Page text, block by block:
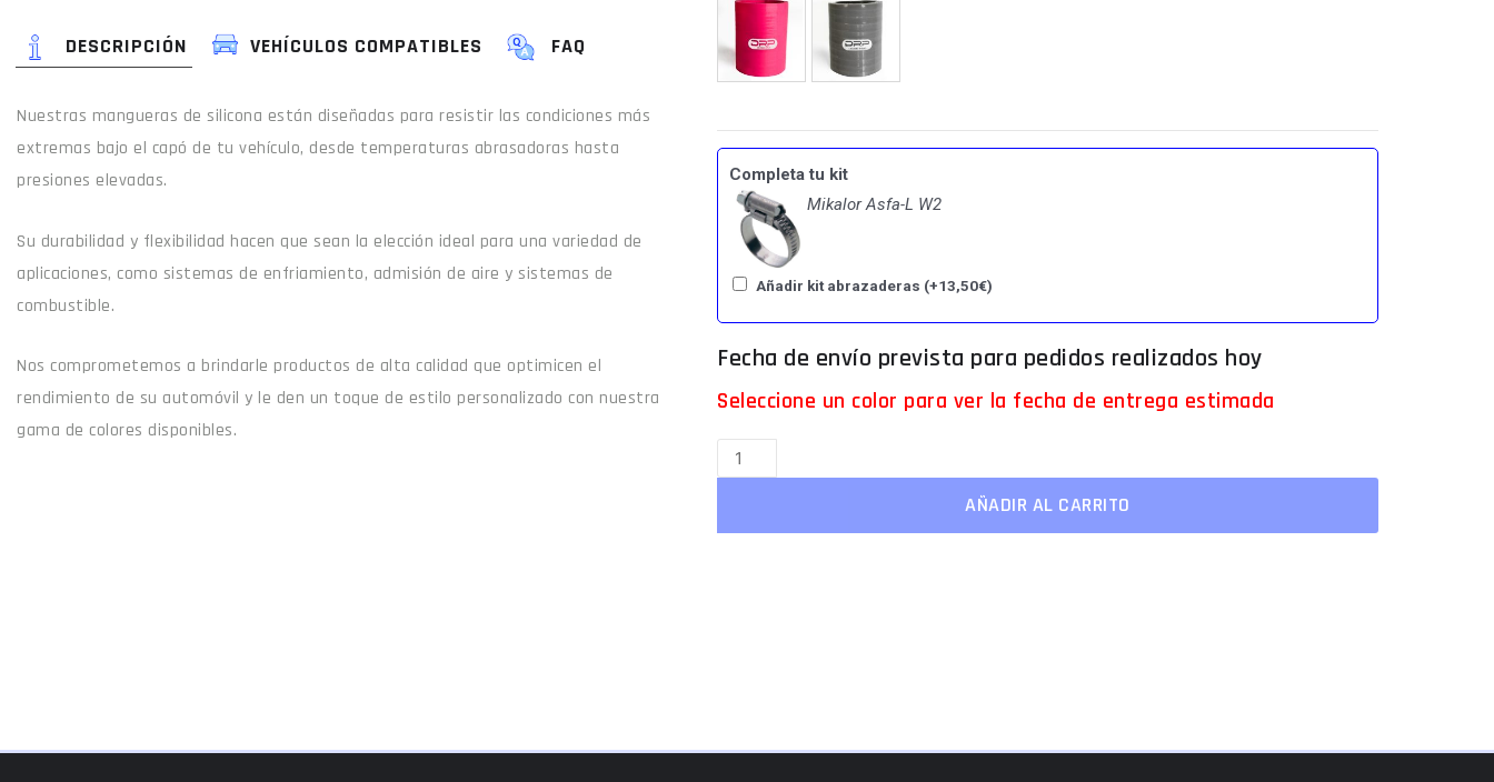
DESCRIPCIÓN VEHÍCULOS COMPATIBLES FAQ
Nuestras mangueras de silicona están diseñadas para resistir las condiciones más
extremas bajo el capó de tu vehículo, desde temperaturas abrasadoras hasta
presiones elevadas.
Su durabilidad y flexibilidad hacen que sean la elección ideal para una variedad de
aplicaciones, como sistemas de enfriamiento, admisión de aire y sistemas de
combustible.
Nos comprometemos a brindarle productos de alta calidad que optimicen el
rendimiento de su automóvil y le den un toque de estilo personalizado con nuestra
gama de colores disponibles.
Completa tu kit
Mikalor Asfa-L W2
Añadir kit abrazaderas (+13,50€)
Seleccione un color para ver la fecha de entrega estimada
AÑADIR AL CARRITO